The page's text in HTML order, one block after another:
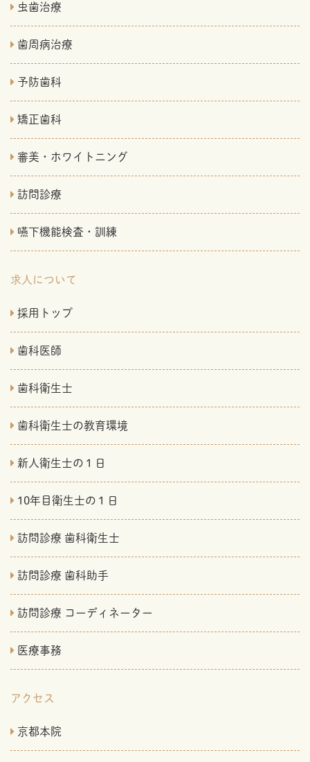
虫歯治療
歯周病治療
予防歯科
矯正歯科
審美・ホワイトニング
訪問診療
嚥下機能検査・訓練
求人について
採用トップ
歯科医師
歯科衛生士
歯科衛生士の教育環境
新人衛生士の１日
10年目衛生士の１日
訪問診療 歯科衛生士
訪問診療 歯科助手
訪問診療 コーディネーター
医療事務
アクセス
京都本院